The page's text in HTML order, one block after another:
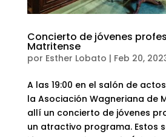
Concierto de jóvenes
Matritense
por Esther Lobato | Feb 20,
A las 19:00 en el salón de
la Asociación Wagneriana de
allí un concierto de jóvenes
un atractivo programa. Estos